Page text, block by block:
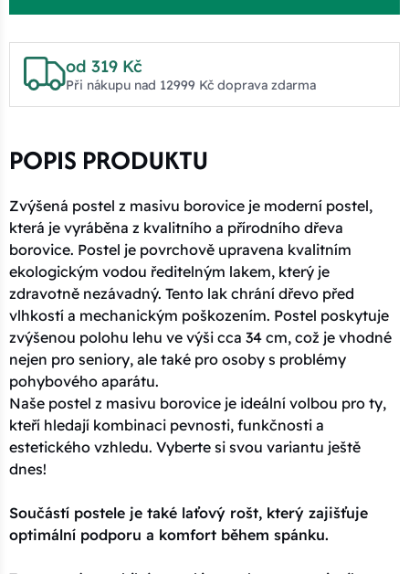
od 319 Kč
Při nákupu nad 12999 Kč doprava zdarma
POPIS PRODUKTU
Zvýšená postel z masivu borovice je moderní postel,
která je vyráběna z kvalitního a přírodního dřeva
borovice. Postel je povrchově upravena kvalitním
ekologickým vodou ředitelným lakem, který je
zdravotně nezávadný. Tento lak chrání dřevo před
vlhkostí a mechanickým poškozením. Postel poskytuje
zvýšenou polohu lehu ve výši cca 34 cm, což je vhodné
nejen pro seniory, ale také pro osoby s problémy
pohybového aparátu.
Naše postel z masivu borovice je ideální volbou pro ty,
kteří hledají kombinaci pevnosti, funkčnosti a
estetického vzhledu. Vyberte si svou variantu ještě
dnes!
Součástí postele je také laťový rošt, který zajišťuje
optimální podporu a komfort během spánku.